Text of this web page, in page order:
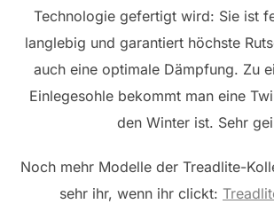
Technologie gefertigt wird: Sie ist
langlebig und garantiert höchste
auch eine optimale Dämpfung. Zu
Einlegesohle bekommt man eine
den Winter ist. Sehr
Noch mehr Modelle der Treadlite-
sehr ihr, wenn ihr clickt: